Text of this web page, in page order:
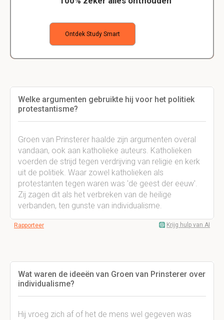
Ontdek Study Smart
Welke argumenten gebruikte hij voor het politiek
protestantisme?
Groen van Prinsterer haalde zijn argumenten overal
vandaan, ook aan katholieke auteurs. Katholieken
voerden de strijd tegen verdrijving van religie en kerk
uit de politiek. Waar zowel katholieken als
protestanten tegen waren was 'de geest der eeuw'.
Zij zagen dit als het verbreken van de heilige
verbanden, ten gunste van individualisme.
Rapporteer Krijg hulp van AI
Wat waren de ideeën van Groen van Prinsterer over
individualisme?
Hij vroeg zich af of het de mens wel gegeven was